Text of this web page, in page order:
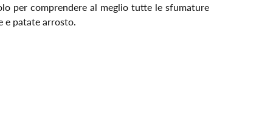
per comprendere al meglio tutte le sfumature
e patate arrosto.